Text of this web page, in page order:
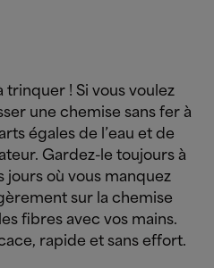
trinquer ! Si vous voulez
une chemise sans fer à
égales de l’eau et de
Gardez-le toujours à
jours où vous manquez
sur la chemise
fibres avec vos mains.
rapide et sans effort.